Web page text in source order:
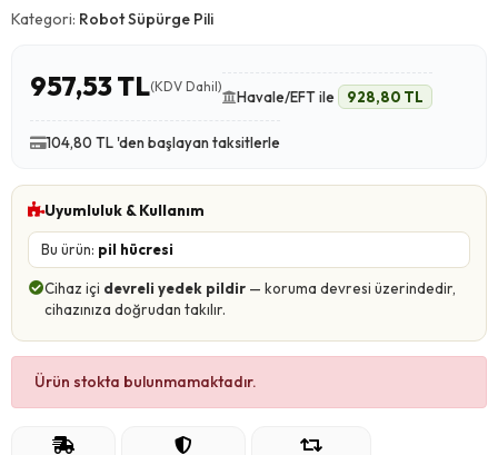
Kategori: Robot Süpürge Pili
957,53 TL(KDV Dahil)
Havale/EFT ile 928,80 TL
104,80 TL 'den başlayan taksitlerle
Uyumluluk & Kullanım
Bu ürün: pil hücresi
Cihaz içi devreli yedek pildir — koruma devresi üzerindedir,
cihazınıza doğrudan takılır.
Ürün stokta bulunmamaktadır.